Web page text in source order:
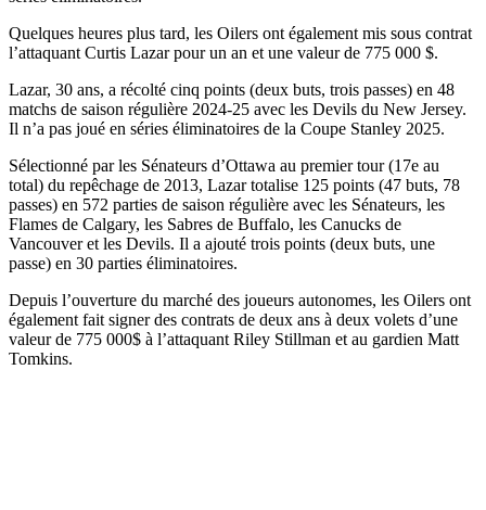
Quelques heures plus tard, les Oilers ont également mis sous contrat
l’attaquant Curtis Lazar pour un an et une valeur de 775 000 $.
Lazar, 30 ans, a récolté cinq points (deux buts, trois passes) en 48
matchs de saison régulière 2024-25 avec les Devils du New Jersey.
Il n’a pas joué en séries éliminatoires de la Coupe Stanley 2025.
Sélectionné par les Sénateurs d’Ottawa au premier tour (17e au
total) du repêchage de 2013, Lazar totalise 125 points (47 buts, 78
passes) en 572 parties de saison régulière avec les Sénateurs, les
Flames de Calgary, les Sabres de Buffalo, les Canucks de
Vancouver et les Devils. Il a ajouté trois points (deux buts, une
passe) en 30 parties éliminatoires.
Depuis l’ouverture du marché des joueurs autonomes, les Oilers ont
également fait signer des contrats de deux ans à deux volets d’une
valeur de 775 000$ à l’attaquant Riley Stillman et au gardien Matt
Tomkins.